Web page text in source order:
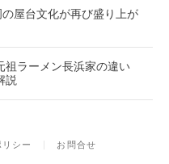
屋台文化が再び盛り上が
祖ラーメン長浜家の違い
説
シー お問合せ